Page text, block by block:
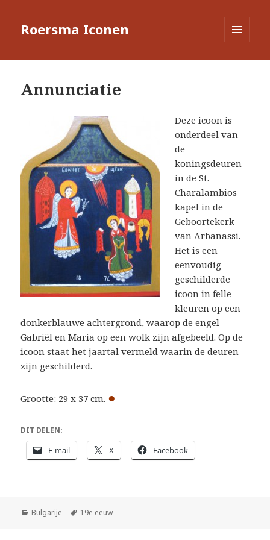
Roersma Iconen
Annunciatie
Deze icoon is
onderdeel van
de
koningsdeuren
in de St.
Charalambios
kapel in de
Geboortekerk
van Arbanassi.
Het is een
eenvoudig
geschilderde
icoon in felle
kleuren op een
donkerblauwe achtergrond, waarop de engel
Gabriël en Maria op een wolk zijn afgebeeld. Op de
icoon staat het jaartal vermeld waarin de deuren
zijn geschilderd.
Grootte: 29 x 37 cm. ●
DIT DELEN:
E-mail X Facebook
Categorieën
Bulgarije Tags
19e eeuw